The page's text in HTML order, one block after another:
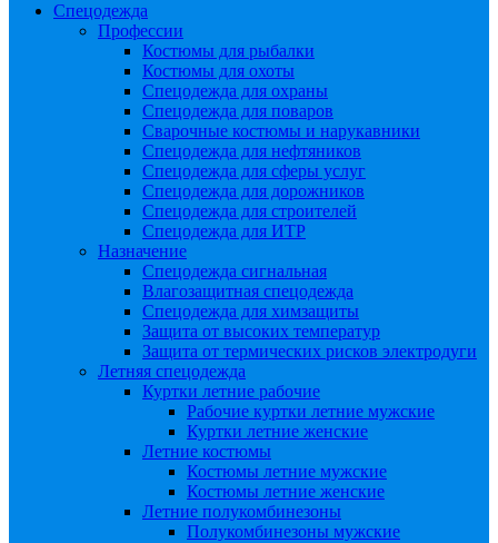
Спецодежда
Профессии
Костюмы для рыбалки
Костюмы для охоты
Спецодежда для охраны
Спецодежда для поваров
Сварочные костюмы и нарукавники
Спецодежда для нефтяников
Спецодежда для сферы услуг
Спецодежда для дорожников
Спецодежда для строителей
Спецодежда для ИТР
Назначение
Спецодежда сигнальная
Влагозащитная спецодежда
Спецодежда для химзащиты
Защита от высоких температур
Защита от термических рисков электродуги
Летняя спецодежда
Куртки летние рабочие
Рабочие куртки летние мужские
Куртки летние женские
Летние костюмы
Костюмы летние мужские
Костюмы летние женские
Летние полукомбинезоны
Полукомбинезоны мужские